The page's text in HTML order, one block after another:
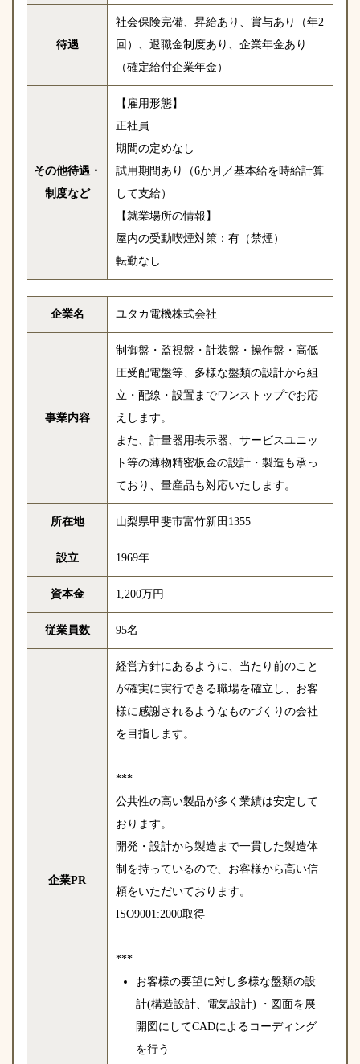
待遇
社会保険完備、昇給あり、賞与あり（年2
回）、退職金制度あり、企業年金あり
（確定給付企業年金）
その他待遇・
制度など
【雇用形態】
正社員
期間の定めなし
試用期間あり（6か月／基本給を時給計算
して支給）
【就業場所の情報】
屋内の受動喫煙対策：有（禁煙）
転勤なし
企業名 ユタカ電機株式会社
事業内容
制御盤・監視盤・計装盤・操作盤・高低
圧受配電盤等、多様な盤類の設計から組
立・配線・設置までワンストップでお応
えします。
また、計量器用表示器、サービスユニッ
ト等の薄物精密板金の設計・製造も承っ
ており、量産品も対応いたします。
所在地 山梨県甲斐市富竹新田1355
設立 1969年
資本金 1,200万円
従業員数 95名
企業PR
経営方針にあるように、当たり前のこと
が確実に実行できる職場を確立し、お客
様に感謝されるようなものづくりの会社
を目指します。
***
公共性の高い製品が多く業績は安定して
おります。
開発・設計から製造まで一貫した製造体
制を持っているので、お客様から高い信
頼をいただいております。
ISO9001:2000取得
***
お客様の要望に対し多様な盤類の設
計(構造設計、電気設計) ・図面を展
開図にしてCADによるコーディング
を行う